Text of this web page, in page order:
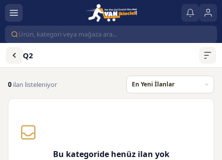
Q2
0 ilan listeleniyor
Bu kategoride henüz ilan yok